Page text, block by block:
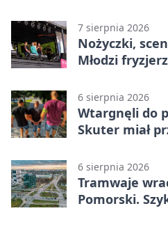
7 sierpnia 2026
Nożyczki,
Młodzi
6 sierpnia 2026
Wtargnęli do
Skuter miał
6 sierpnia 2026
Tramwaje
Pomorski.